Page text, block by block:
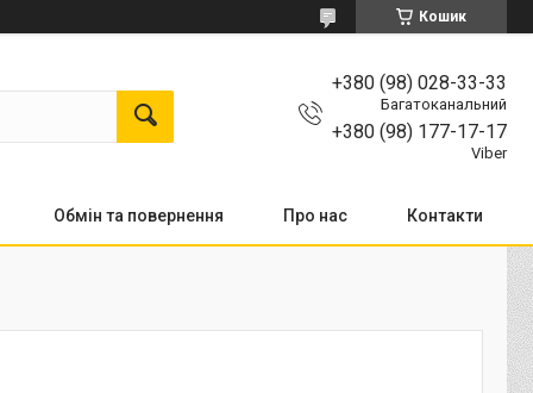
Кошик
+380 (98) 028-33-33
Багатоканальний
+380 (98) 177-17-17
Viber
Обмін та повернення Про нас Контакти